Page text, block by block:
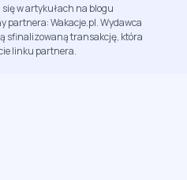
w artykułach na blogu
partnera: Wakacje.pl. Wydawca
sfinalizowaną transakcję, która
linku partnera.